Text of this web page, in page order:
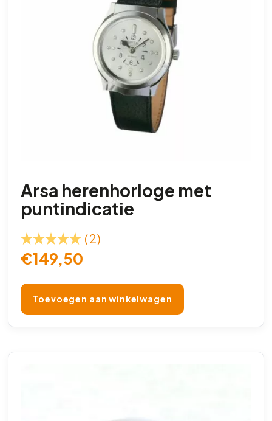
Arsa herenhorloge met
puntindicatie
(2)
€149,50
Toevoegen aan winkelwagen